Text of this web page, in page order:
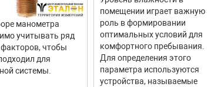
манометра
учитывать ряд
чтобы
для
системы.
помещении играет важную
роль в формировании
оптимальных условий для
комфортного пребывания.
Для определения этого
параметра используются
устройства, называемые